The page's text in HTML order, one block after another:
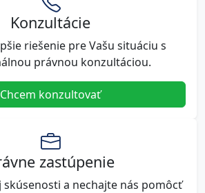
Konzultácie
riešenie pre Vašu situáciu s
právnou konzultáciou.
Chcem konzultovať
zastúpenie
skúsenosti a nechajte nás pomôcť